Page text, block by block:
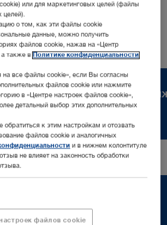
или для маркетинговых целей (файлы
целей).
о том, как эти файлы cookie
данные, можно получить
файлов cookie, нажав на «Центр
а также в Политике конфиденциальности
на все файлы cookie», если Вы согласны
файлов cookie или нажмите
в «Центре настроек файлов cookie»,
детальный выбор этих дополнительных
к этим настройкам и отозвать
файлов cookie и аналогичных
и в нижнем колонтитуле
не влияет на законность обработки
файлов cookie